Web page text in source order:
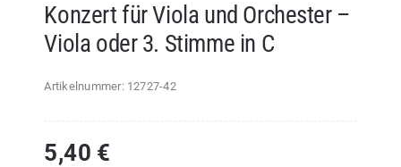
Kontakt
Konzert für Viola und Orchester –
Viola oder 3. Stimme in C
Artikelnummer: 12727-42
5,40 €